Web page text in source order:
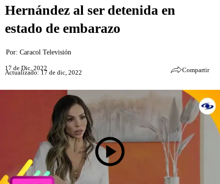
Hernández al ser detenida en
estado de embarazo
Por: Caracol Televisión
17 de Dic, 2022
Actualizado: 17 de dic, 2022 Compartir